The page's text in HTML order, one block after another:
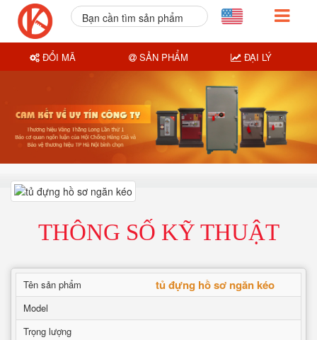
THÔNG SỐ KỸ THUẬT
Tên sản phẩm tủ đựng hồ sơ ngăn kéo
Model
Trọng lượng
Bạn cần tìm sản phẩm
ĐỔI MÃ SẢN PHẨM ĐẠI LÝ